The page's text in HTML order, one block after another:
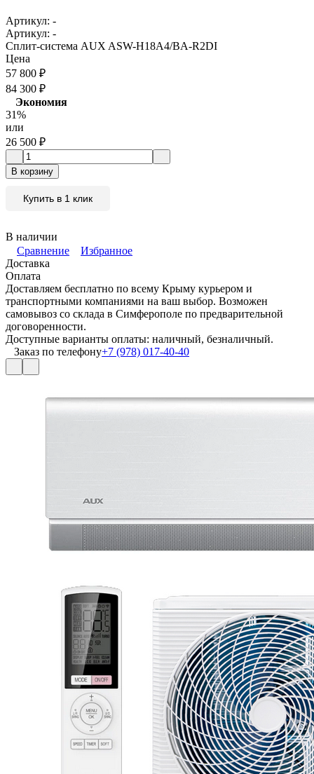
Артикул: -
Артикул: -
Сплит-система AUX ASW-H18A4/BA-R2DI
Цена
57 800 ₽
84 300 ₽
Экономия
31%
или
26 500 ₽
В корзину
Купить в 1 клик
В наличии
Сравнение
Избранное
Доставка
Оплата
Доставляем бесплатно по всему Крыму курьером и
транспортными компаниями на ваш выбор. Возможен
самовывоз со склада в Симферополе по предварительной
договоренности.
Доступные варианты оплаты: наличный, безналичный.
Заказ по телефону+7 (978) 017-40-40